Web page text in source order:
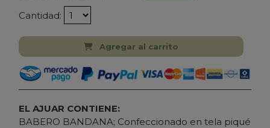
Cantidad:
Agregar al carrito
EL AJUAR CONTIENE:
BABERO BANDANA; Confeccionado en tela piqué